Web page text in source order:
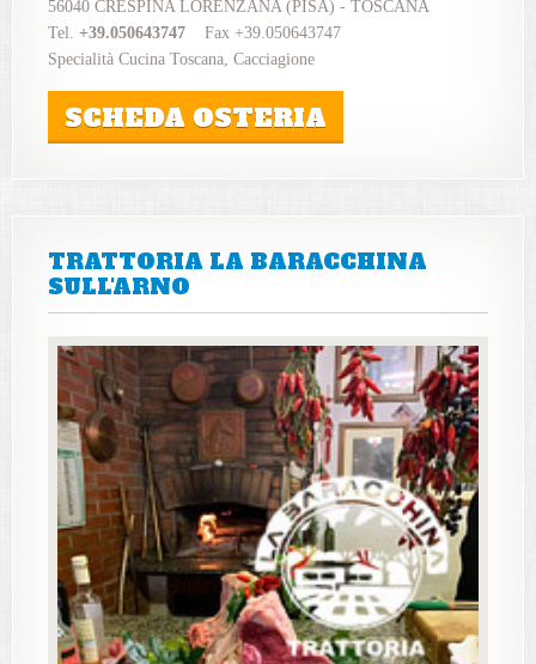
56040 CRESPINA LORENZANA (PISA) - TOSCANA
Tel. +39.050643747 Fax +39.050643747
Specialità Cucina Toscana, Cacciagione
SCHEDA OSTERIA
TRATTORIA LA BARACCHINA
SULL'ARNO